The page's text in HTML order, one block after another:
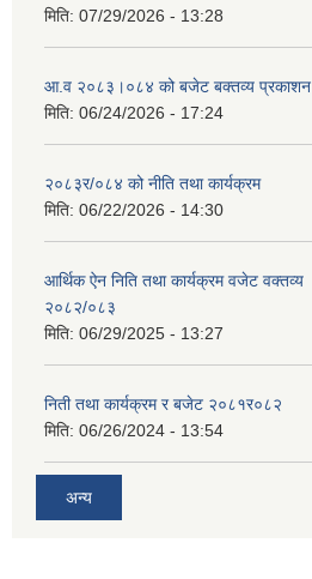
मिति: 07/29/2026 - 13:28
आ.व २०८३।०८४ को बजेट बक्तव्य प्रकाशन
मिति: 06/24/2026 - 17:24
२०८३र/०८४ को नीति तथा कार्यक्रम
मिति: 06/22/2026 - 14:30
आर्थिक ऐन निति तथा कार्यक्रम वजेट वक्तव्य
२०८२/०८३
मिति: 06/29/2025 - 13:27
निती तथा कार्यक्रम र बजेट २०८१र०८२
मिति: 06/26/2024 - 13:54
अन्य